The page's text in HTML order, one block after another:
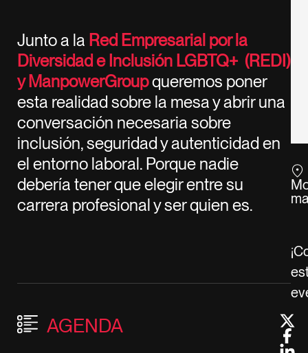
Junto a la Red Empresarial por la
Diversidad e Inclusión LGBTQ+ (REDI)
y ManpowerGroupqueremos poner
esta realidad sobre la mesa y abrir una
conversación necesaria sobre
inclusión, seguridad y autenticidad en
el entorno laboral. Porque nadie
debería tener que elegir entre su
carrera profesional y ser quien es.
AGENDA